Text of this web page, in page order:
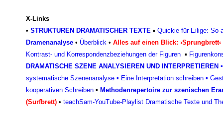
X-Links
• STRUKTUREN DRAMATISCHER TEXTE ▪ Quickie für Eilige: So
Dramenanalyse • Überblick • Alles auf einen Blick: ›Sprungbrett‹
Kontrast- und Korrespondenzbeziehungen der Figuren ▪
DRAMATISCHE SZENE ANALYSIEREN UND INTERPRETIEREN ▪
systematische Szenenanalyse ▪ Eine Interpretation schreiben ▪
kooperativen Schreiben ▪ Methodenrepertoire zur szenischen
(Surfbrett) • teachSam-YouTube-Playlist Dramatische Texte und